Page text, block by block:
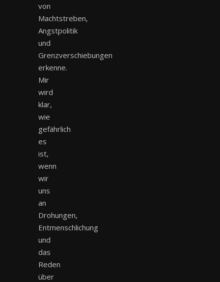
von
Machtstreben,
Angstpolitik
und
Grenzverschiebungen
erkenne.
Mir
wird
klar,
wie
gefährlich
es
ist,
wenn
wir
uns
an
Drohungen,
Entmenschlichung
und
das
Reden
über